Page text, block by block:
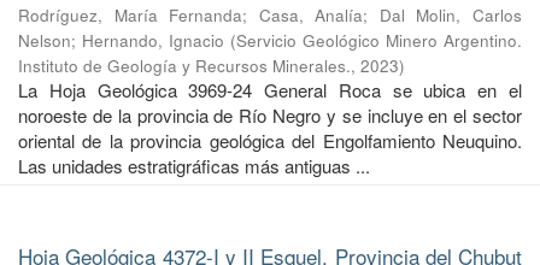
Rodríguez, María Fernanda; Casa, Analía; Dal Molin, Carlos
Nelson; Hernando, Ignacio (Servicio Geológico Minero Argentino.
Instituto de Geología y Recursos Minerales., 2023)
La Hoja Geológica 3969-24 General Roca se ubica en el
noroeste de la provincia de Río Negro y se incluye en el sector
oriental de la provincia geológica del Engolfamiento Neuquino.
Las unidades estratigráficas más antiguas ...
Hoja Geológica 4372-I y II Esquel. Provincia del Chubut